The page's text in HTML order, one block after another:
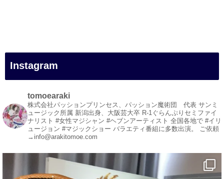
#白浜町
#変面ショー
#イベント
#宴会
#余興
1 5 X
マジシャン派遣 パッションプリンセス【公式】
Instagram
tomoearaki
株式会社パッションプリンセス、パッション魔術団 代表 サンミ
ュージック所属 新潟出身、大阪芸大卒 R-1ぐらんぷりセミファイ
ナリスト #女性マジシャン #ヘブンアーティスト 全国各地で #イリ
ュージョン #マジックショー バラエティ番組に多数出演。 ご依頼
→info@arakitomoe.com